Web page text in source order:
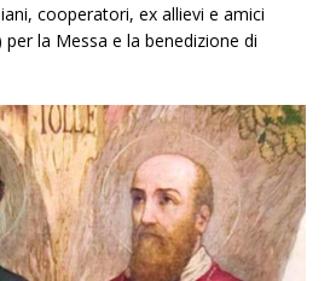
cooperatori, ex allievi e amici
per la Messa e la benedizione di